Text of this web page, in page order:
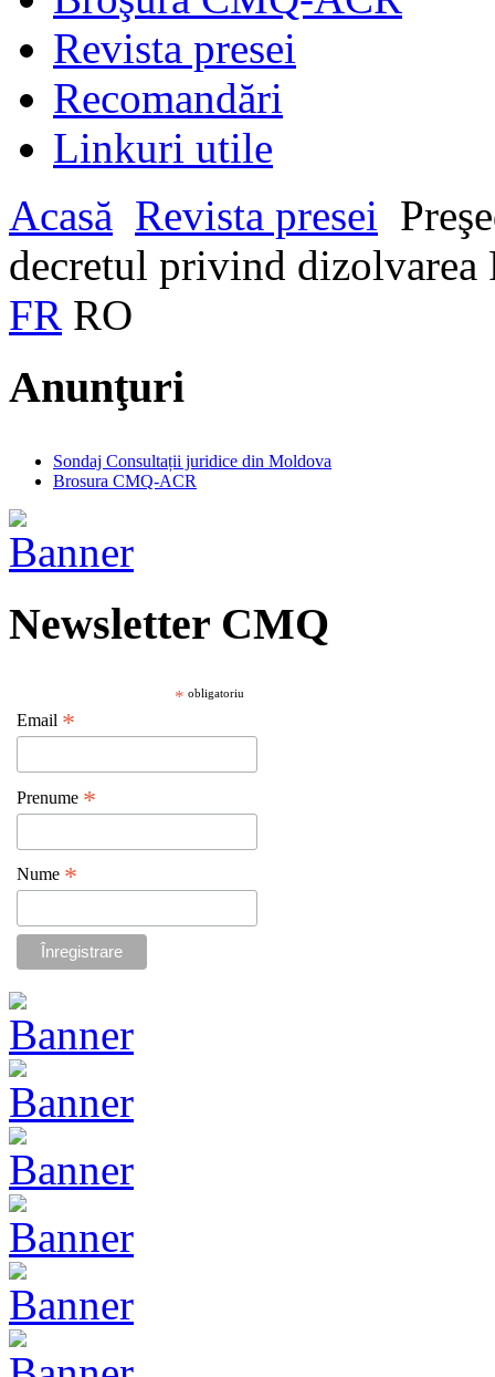
Revista presei
Recomandări
Linkuri utile
Acasă Revista presei
decretul privind dizolvarea
FR RO
Anunţuri
Sondaj Consultații juridice din Moldova
Brosura CMQ-ACR
Newsletter CMQ
* obligatoriu
Email *
Prenume *
Nume *